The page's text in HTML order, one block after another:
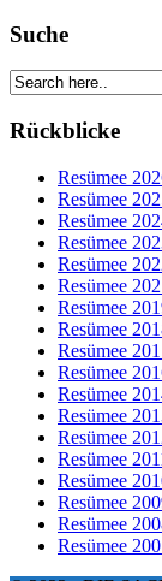
Suche
Rückblicke
Resümee
Resümee
Resümee
Resümee
Resümee
Resümee
Resümee
Resümee
Resümee
Resümee
Resümee
Resümee
Resümee
Resümee
Resümee
Resümee
Resümee
Resümee